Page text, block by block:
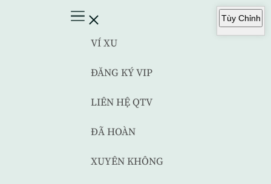
VÍ XU
ĐĂNG KÝ VIP
LIÊN HỆ QTV
ĐÃ HOÀN
XUYÊN KHÔNG
Tùy Chỉnh